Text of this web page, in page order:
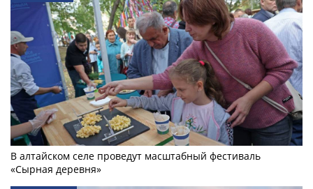
В алтайском селе проведут масштабный фестиваль
«Сырная деревня»